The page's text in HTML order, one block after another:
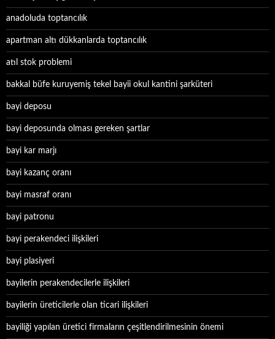
anadoluda toptancılık
apartman altı dükkanlarda toptancılık
atıl stok problemi
bakkal büfe kuruyemiş tekel bayii okul kantini şarküteri
bayi deposu
bayi deposunda olması gereken şartlar
bayi kar marjı
bayi kazanç oranı
bayi masraf oranı
bayi patronu
bayi perakendeci ilişkileri
bayi plasiyeri
bayilerin perakendecilerle ilişkileri
bayilerin üreticilerle olan ticari ilişkileri
bayiliği yapılan üretici firmaların çeşitlendirilmesinin önemi